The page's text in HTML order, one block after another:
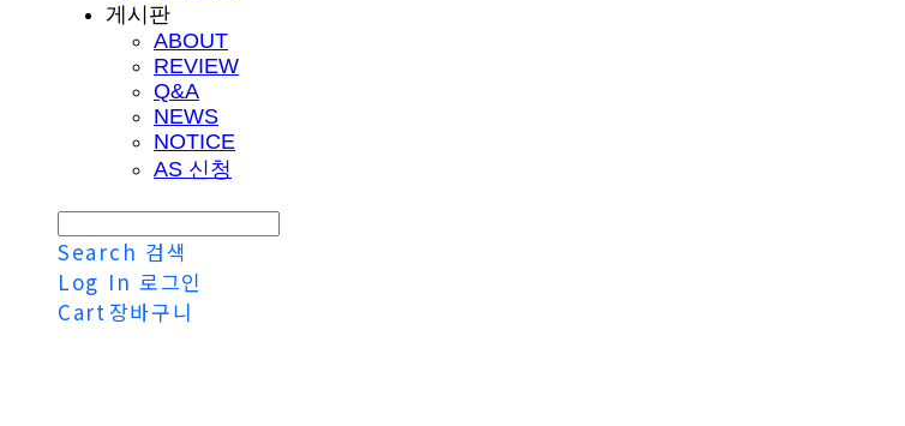
게시판
ABOUT
REVIEW
Q&A
NEWS
NOTICE
AS 신청
Search 검색
Log In 로그인
Cart 장바구니